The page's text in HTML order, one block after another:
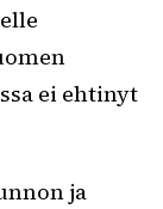
ei ehtinyt
ja